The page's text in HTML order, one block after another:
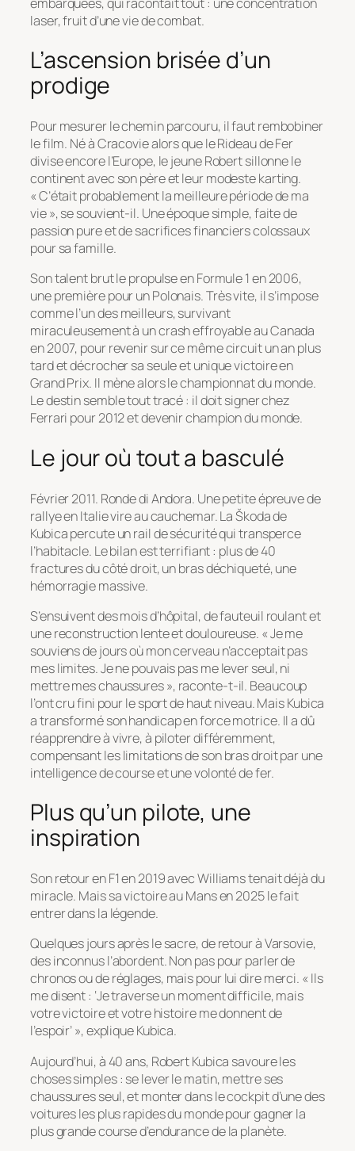
laser, fruit d’une vie de combat.
L’ascension brisée d’un
prodige
Pour mesurer le chemin parcouru, il faut rembobiner
le film. Né à Cracovie alors que le Rideau de Fer
divise encore l’Europe, le jeune Robert sillonne le
continent avec son père et leur modeste karting.
« C’était probablement la meilleure période de ma
vie », se souvient-il. Une époque simple, faite de
passion pure et de sacrifices financiers colossaux
pour sa famille.
Son talent brut le propulse en Formule 1 en 2006,
une première pour un Polonais. Très vite, il s’impose
comme l’un des meilleurs, survivant
miraculeusement à un crash effroyable au Canada
en 2007, pour revenir sur ce même circuit un an plus
tard et décrocher sa seule et unique victoire en
Grand Prix. Il mène alors le championnat du monde.
Le destin semble tout tracé : il doit signer chez
Ferrari pour 2012 et devenir champion du monde.
Le jour où tout a basculé
Février 2011. Ronde di Andora. Une petite épreuve de
rallye en Italie vire au cauchemar. La Škoda de
Kubica percute un rail de sécurité qui transperce
l’habitacle. Le bilan est terrifiant : plus de 40
fractures du côté droit, un bras déchiqueté, une
hémorragie massive.
S’ensuivent des mois d’hôpital, de fauteuil roulant et
une reconstruction lente et douloureuse. « Je me
souviens de jours où mon cerveau n’acceptait pas
mes limites. Je ne pouvais pas me lever seul, ni
mettre mes chaussures », raconte-t-il. Beaucoup
l’ont cru fini pour le sport de haut niveau. Mais Kubica
a transformé son handicap en force motrice. Il a dû
réapprendre à vivre, à piloter différemment,
compensant les limitations de son bras droit par une
intelligence de course et une volonté de fer.
Plus qu’un pilote, une
inspiration
Son retour en F1 en 2019 avec Williams tenait déjà du
miracle. Mais sa victoire au Mans en 2025 le fait
entrer dans la légende.
Quelques jours après le sacre, de retour à Varsovie,
des inconnus l’abordent. Non pas pour parler de
chronos ou de réglages, mais pour lui dire merci. « Ils
me disent : ‘Je traverse un moment difficile, mais
votre victoire et votre histoire me donnent de
l’espoir’ », explique Kubica.
Aujourd’hui, à 40 ans, Robert Kubica savoure les
choses simples : se lever le matin, mettre ses
chaussures seul, et monter dans le cockpit d’une des
voitures les plus rapides du monde pour gagner la
plus grande course d’endurance de la planète.